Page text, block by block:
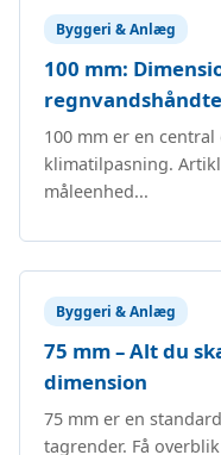
Byggeri & Anlæg
100 mm:
100 mm er en
klimatilpasning.
måleenhed...
Byggeri & Anlæg
75 mm – Alt du
dimension
75 mm er en
tagrender. Få